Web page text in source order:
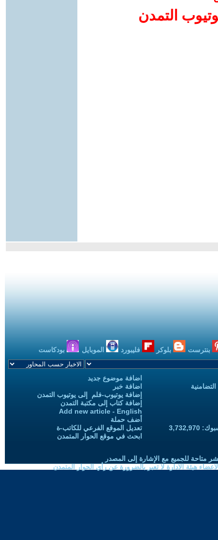
التمدن
بنترست بلوكر فليبورد الموبايل بودكاست
اضافة موضوع جديد
اضافة خبر
إضافة يوتيوب-فلم إلى يوتيوب التمدن
إضافة كتاب إلى مكتبة التمدن
Add new article - English
أضف حملة
تعديل الموقع الفرعي للكاتب-ة
ابحث في موقع الحوار المتمدن
متاحة للجميع مع الإشارة إلى المصدر
هيئة الادارة لا تعبر بالضرورة عن رأي الحوار المتمدن